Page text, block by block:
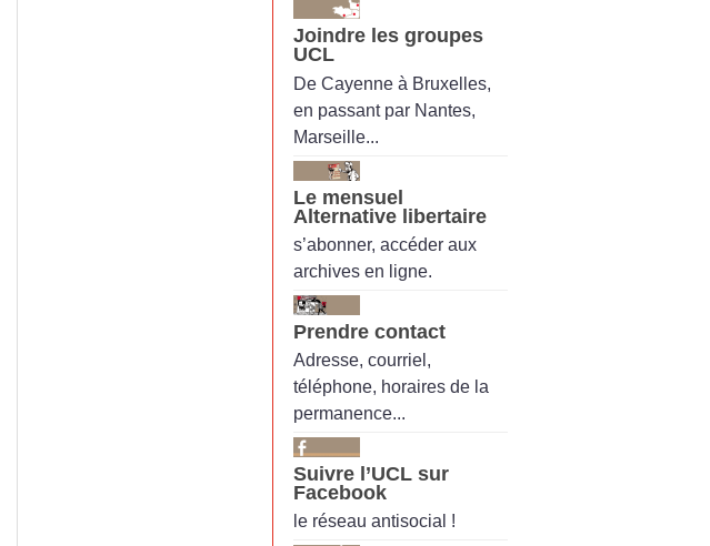
Joindre les groupes
UCL
De Cayenne à Bruxelles,
en passant par Nantes,
Marseille...
Le mensuel
Alternative libertaire
s’abonner, accéder aux
archives en ligne.
Prendre contact
Adresse, courriel,
téléphone, horaires de la
permanence...
Suivre l’UCL sur
Facebook
le réseau antisocial !